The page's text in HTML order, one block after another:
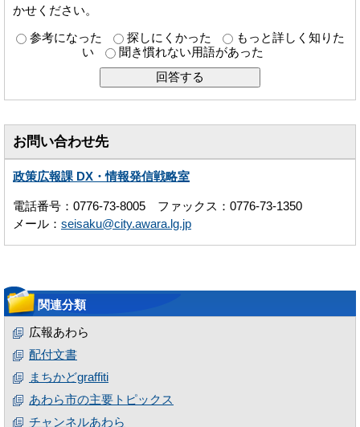
かせください。
参考になった 探しにくかった
もっと詳しく知りた
い
聞き慣れない用語があった
お問い合わせ先
政策広報課 DX・情報発信戦略室
電話番号：0776-73-8005 ファックス：0776-73-1350
メール： seisaku@city.awara.lg.jp
関連分類
広報あわら
配付文書
まちかどgraffiti
あわら市の主要トピックス
チャンネルあわら